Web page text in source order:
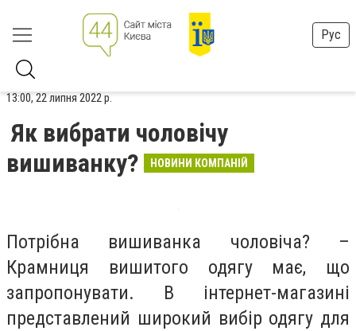
Рус
13:00, 22 липня 2022 р.
Як вибрати чоловічу
вишиванку?
НОВИНИ КОМПАНІЙ
Потрібна вишиванка чоловіча? –
Крамниця вишитого одягу має, що
запропонувати. В інтернет-магазині
представлений широкий вибір одягу для